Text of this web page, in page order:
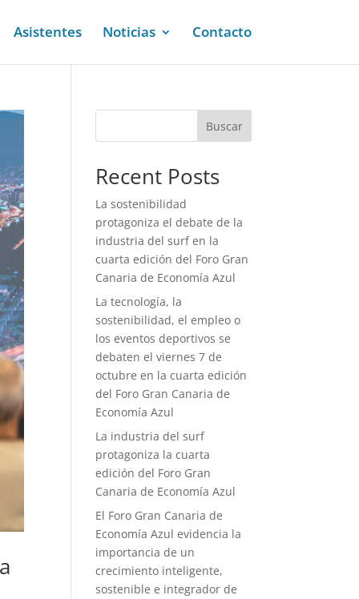
Asistentes Noticias Contacto
Buscar
Recent Posts
La sostenibilidad
protagoniza el debate de la
industria del surf en la
cuarta edición del Foro Gran
Canaria de Economía Azul
La tecnología, la
sostenibilidad, el empleo o
los eventos deportivos se
debaten el viernes 7 de
octubre en la cuarta edición
del Foro Gran Canaria de
Economía Azul
La industria del surf
protagoniza la cuarta
edición del Foro Gran
Canaria de Economía Azul
El Foro Gran Canaria de
Economía Azul evidencia la
importancia de un
crecimiento inteligente,
sostenible e integrador de